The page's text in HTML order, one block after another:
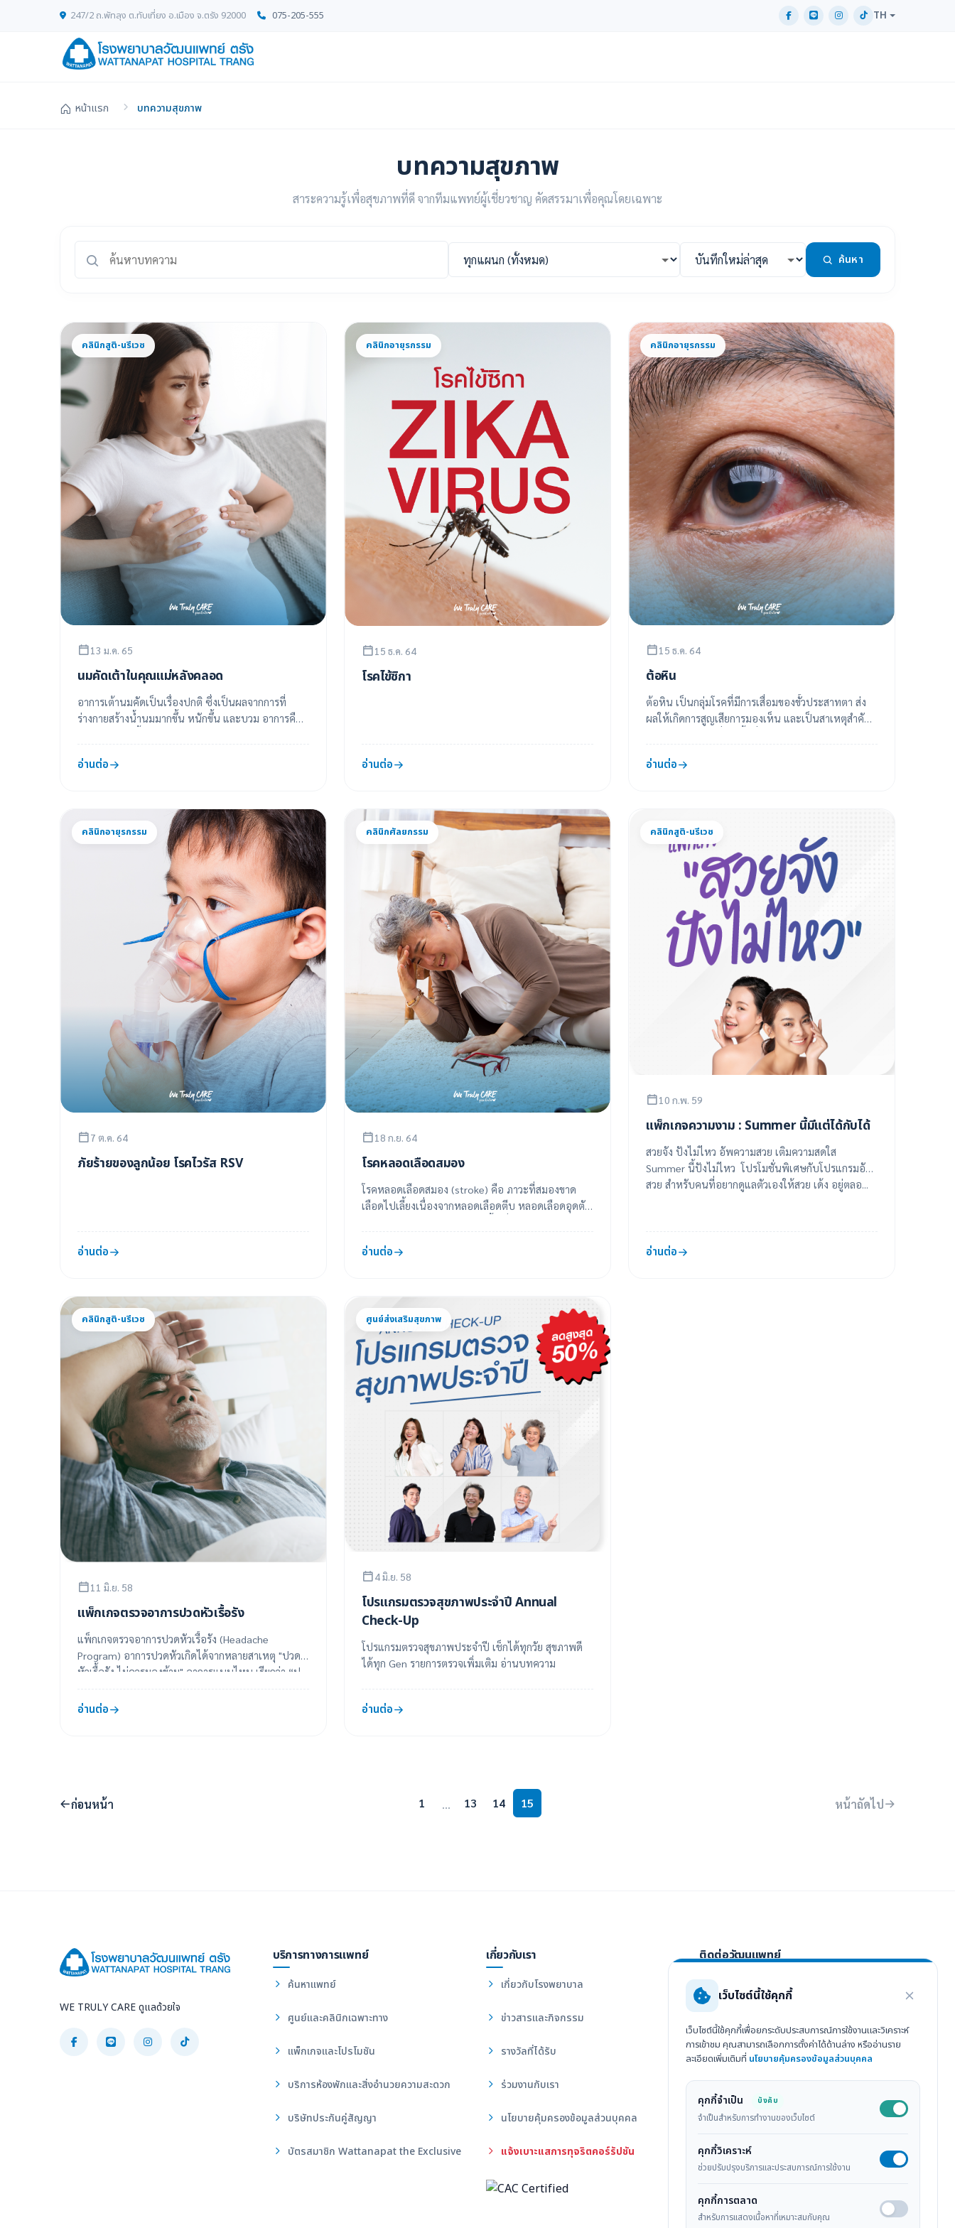
247/2 ถ.พัทลุง ต.ทับเที่ยง อ.เมือง จ.ตรัง 92000 075-205-555 TH
หน้าแรก บทความสุขภาพ
บทความสุขภาพ
สาระความรู้เพื่อสุขภาพที่ดี จากทีมแพทย์ผู้เชี่ยวชาญ คัดสรรมาเพื่อคุณโดยเฉพาะ
ค้นหา
คลินิกสูติ-นรีเวช
13 ม.ค. 65
นมคัดเต้าในคุณแม่หลังคลอด
อาการเต้านมคัดเป็นเรื่องปกติ ซึ่งเป็นผลจากการที่
ร่างกายสร้างน้ำนมมากขึ้น หนักขึ้น และบวม อาการคือ
อ่านต่อ
คลินิกอายุรกรรม
15 ธ.ค. 64
โรคไข้ซิกา
อ่านต่อ
คลินิกอายุรกรรม
15 ธ.ค. 64
ต้อหิน
ต้อหิน เป็นกลุ่มโรคที่มีการเสื่อมของขั้วประสาทตา ส่ง
ผลให้เกิดการสูญเสียการมองเห็น และเป็นสาเหตุสำคัญ
อ่านต่อ
คลินิกอายุรกรรม
7 ต.ค. 64
ภัยร้ายของลูกน้อย โรคไวรัส RSV
อ่านต่อ
คลินิกศัลยกรรม
18 ก.ย. 64
โรคหลอดเลือดสมอง
โรคหลอดเลือดสมอง (stroke) คือ ภาวะที่สมองขาด
เลือดไปเลี้ยงเนื่องจากหลอดเลือดตีบ หลอดเลือดอุดตัน
อ่านต่อ
คลินิกสูติ-นรีเวช
10 ก.พ. 59
แพ็กเกจความงาม : Summer นี้มีแต่ได้กับได้
สวยจัง ปังไม่ไหว อัพความสวย เติมความสดใส
Summer นี้ปังไม่ไหว โปรโมชั่นพิเศษกับโปรแกรมอัพ
สวย สำหรับคนที่อยากดูแลตัวเองให้สวย เด้ง อยู่ตลอ...
อ่านต่อ
คลินิกสูติ-นรีเวช
11 มิ.ย. 58
แพ็กเกจตรวจอาการปวดหัวเรื้อรัง
แพ็กเกจตรวจอาการปวดหัวเรื้อรัง (Headache
Program) อาการปวดหัวเกิดได้จากหลายสาเหตุ "ปวด
หัวเรื้อรัง ไม่ควรมองข้าม" อาการแบบไหน เรียกว่า “ป...
อ่านต่อ
ศูนย์ส่งเสริมสุขภาพ
4 มิ.ย. 58
โปรแกรมตรวจสุขภาพประจำปี Annual
Check-Up
โปรแกรมตรวจสุขภาพประจำปี เช็กได้ทุกวัย สุขภาพดี
อ่านต่อ
ก่อนหน้า 1 ... 13 14 15 หน้าถัดไป
WE TRULY CARE ดูแลด้วยใจ
ติดต่อวัฒนแพทย์
กรณีฉุกเฉิน / อุบัติเหตุ
075-205-500
ติดต่อสอบถามทั่วไป
075-205-555
247/2 ถ.พัทลุง ต.ทับเที่ยง อ.เมือง จ.ตรัง
92000
ดูแผนที่ Google Maps
บริการทางการแพทย์
ค้นหาแพทย์
ศูนย์และคลินิกเฉพาะทาง
แพ็กเกจและโปรโมชัน
บริการห้องพักและสิ่งอำนวยความสะดวก
บริษัทประกันคู่สัญญา
บัตรสมาชิก Wattanapat the Exclusive
เกี่ยวกับเรา
เกี่ยวกับโรงพยาบาล
ข่าวสารและกิจกรรม
รางวัลที่ได้รับ
ร่วมงานกับเรา
นโยบายคุ้มครองข้อมูลส่วนบุคคล
แจ้งเบาะแสการทุจริตคอร์รัปชัน
เว็บไซต์นี้ใช้คุกกี้
เว็บไซต์นี้ใช้คุกกี้เพื่อยกระดับประสบการณ์การใช้งานและวิเคราะห์
การเข้าชม คุณสามารถเลือกการตั้งค่าได้ด้านล่าง หรืออ่านราย
ละเอียดเพิ่มเติมที่ นโยบายคุ้มครองข้อมูลส่วนบุคคล
คุกกี้จำเป็น บังคับ
จำเป็นสำหรับการทำงานของเว็บไซต์
คุกกี้วิเคราะห์
ช่วยปรับปรุงบริการและประสบการณ์การใช้งาน
คุกกี้การตลาด
สำหรับการแสดงเนื้อหาที่เหมาะสมกับคุณ